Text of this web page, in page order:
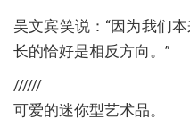
吴文宾笑说：“因为我们
长的恰好是相反方向。”
//////
可爱的迷你型艺术品。